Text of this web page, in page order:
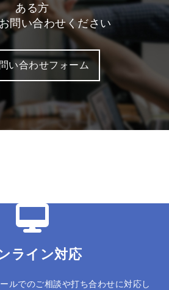
ある方
問い合わせください
い合わせフォーム
ライン対応
ルでのご相談や打ち合わせに対応し